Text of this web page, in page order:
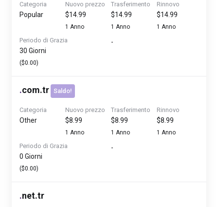
Categoria
Popular
Nuovo prezzo
$14.99
1 Anno
Trasferimento
$14.99
1 Anno
Rinnovo
$14.99
1 Anno
Periodo di Grazia
30 Giorni
($0.00)
-
.com.tr Saldo!
Categoria
Other
Nuovo prezzo
$8.99
1 Anno
Trasferimento
$8.99
1 Anno
Rinnovo
$8.99
1 Anno
Periodo di Grazia
0 Giorni
($0.00)
-
.net.tr